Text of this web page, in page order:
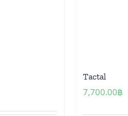
Tactal
7,700.00฿